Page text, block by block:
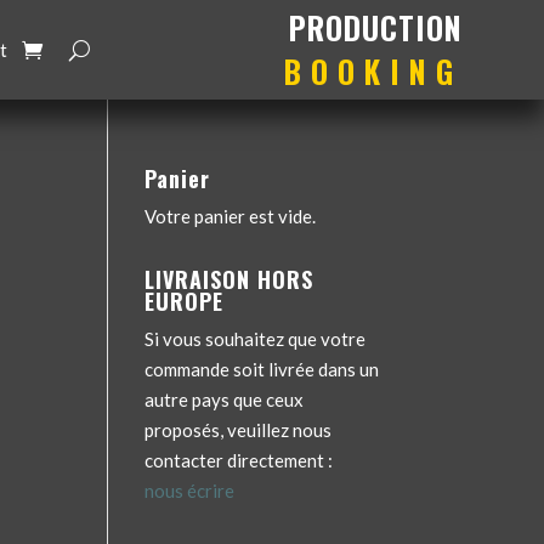
production
booking
Panier
Votre panier est vide.
LIVRAISON HORS
EUROPE
Si vous souhaitez que votre
commande soit livrée dans un
autre pays que ceux
proposés, veuillez nous
contacter directement :
nous écrire